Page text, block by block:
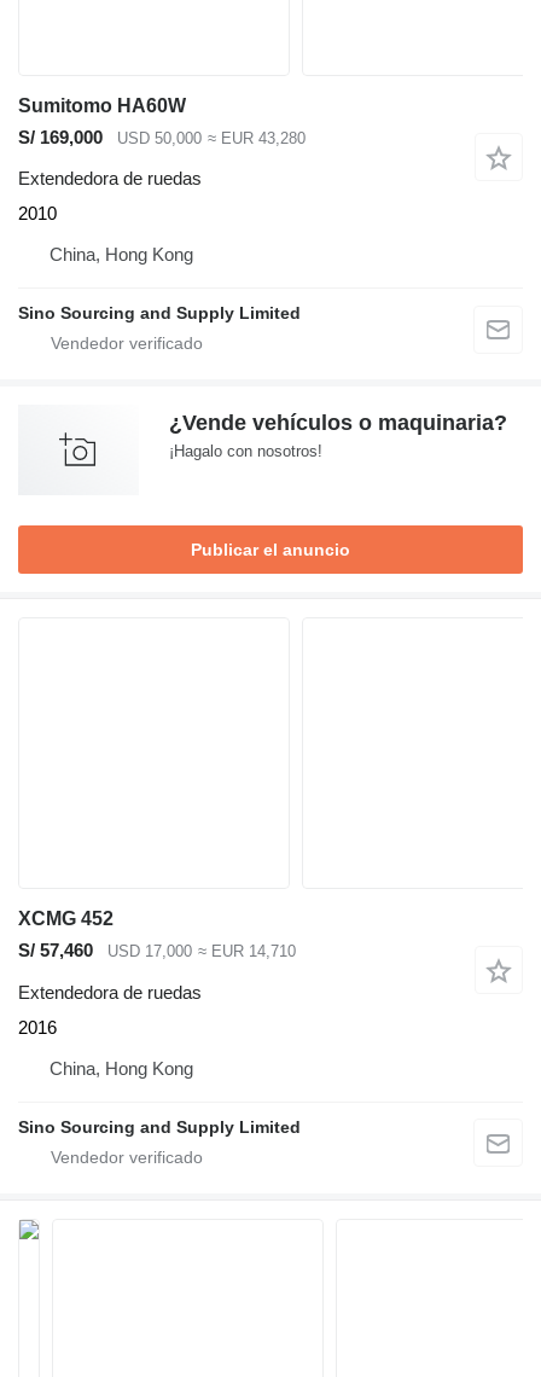
Sumitomo HA60W
S/ 169,000
USD 50,000 ≈ EUR 43,280
Extendedora de ruedas
2010
China, Hong Kong
Sino Sourcing and Supply Limited
¿Vende vehículos o maquinaria?
¡Hagalo con nosotros!
Publicar el anuncio
XCMG 452
S/ 57,460
USD 17,000 ≈ EUR 14,710
Extendedora de ruedas
2016
China, Hong Kong
Sino Sourcing and Supply Limited